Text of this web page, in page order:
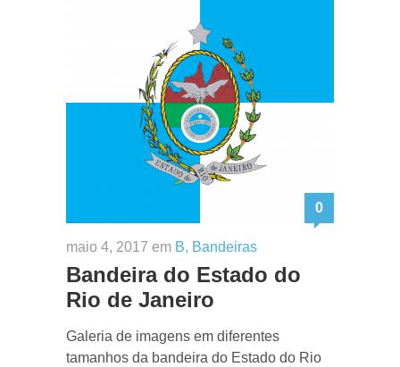
0
maio 4, 2017 em B, Bandeiras
Bandeira do Estado do
Rio de Janeiro
Galeria de imagens em diferentes
tamanhos da bandeira do Estado do Rio